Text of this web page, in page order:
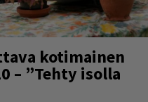
kotimainen
– ”Tehty isolla